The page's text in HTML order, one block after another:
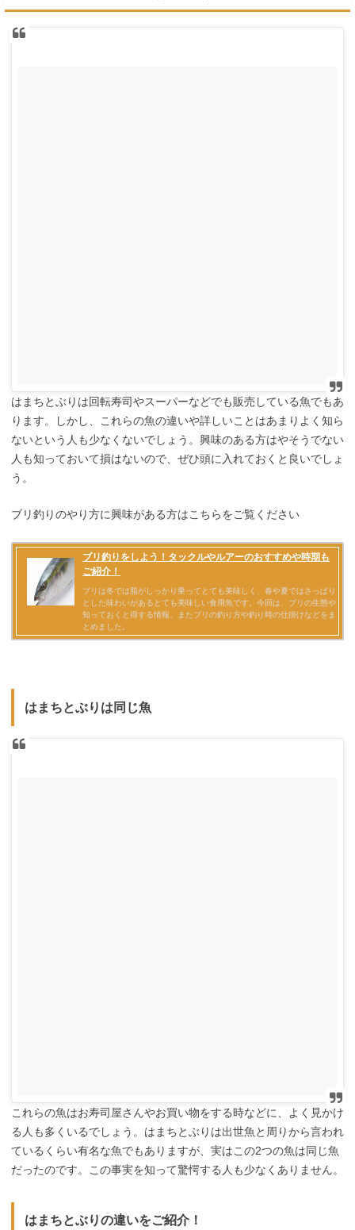
はまちとぶりは回転寿司やスーパーなどでも販売している魚でもあ
ります。しかし、これらの魚の違いや詳しいことはあまりよく知ら
ないという人も少なくないでしょう。興味のある方はやそうでない
人も知っておいて損はないので、ぜひ頭に入れておくと良いでしょ
う。
ブリ釣りのやり方に興味がある方はこちらをご覧ください
はまちとぶりは同じ魚
これらの魚はお寿司屋さんやお買い物をする時などに、よく見かけ
る人も多くいるでしょう。はまちとぶりは出世魚と周りから言われ
ているくらい有名な魚でもありますが、実はこの2つの魚は同じ魚
だったのです。この事実を知って驚愕する人も少なくありません。
はまちとぶりの違いをご紹介！